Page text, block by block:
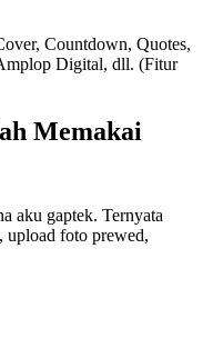
Countdown, Quotes,
Digital, dll. (Fitur
Memakai
aku gaptek. Ternyata
upload foto prewed,